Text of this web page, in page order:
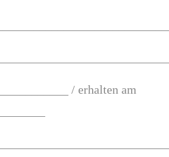
/ erhalten am